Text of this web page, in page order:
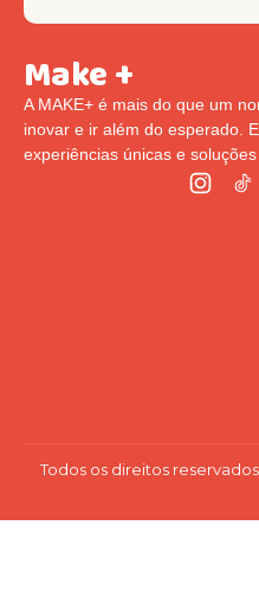
Make +
A MAKE+ é mais do que um
inovar e ir além do esperado.
experiências únicas e
Todos os direitos